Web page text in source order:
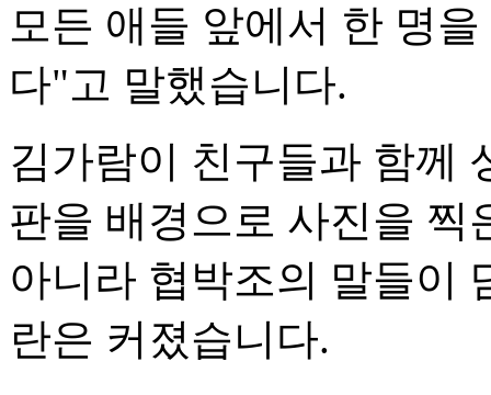
모든 애들 앞에서 한 명
다"고 말했습니다.
김가람이 친구들과 함께
판을 배경으로 사진을 찍
아니라 협박조의 말들이
란은 커졌습니다.